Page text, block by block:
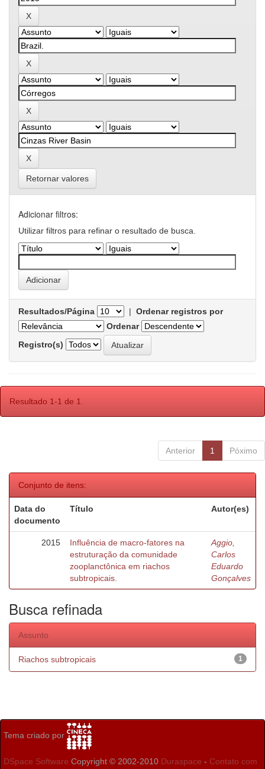
Retornar valores
Adicionar filtros:
Utilizar filtros para refinar o resultado de busca.
Resultados/Página | Ordenar registros por
Ordenar
Registro(s)
Resultado 1-1 de 1.
Anterior 1 Póximo
Conjunto de itens:
Data do
documento
Título Autor(es)
2015
Influência de macro-fatores na
estruturação da comunidade
zooplanctônica em riachos
subtropicais.
Aggio,
Carlos
Eduardo
Gonçalves
Busca refinada
Assunto
1
Riachos subtropicais
Tema criado por
DSpace Software Copyright © 2002-2010 Duraspace - Contato com